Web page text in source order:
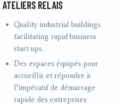
ATELIERS RELAIS
Quality industrial buildings
facilitating rapid business
start-ups.
Des espaces équipés pour
accueillir et répondre à
l’impératif de démarrage
rapide des entreprises